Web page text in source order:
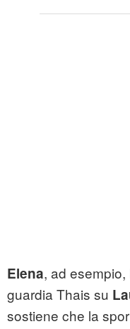
Elena, ad
guardia Thais su
sostiene che la